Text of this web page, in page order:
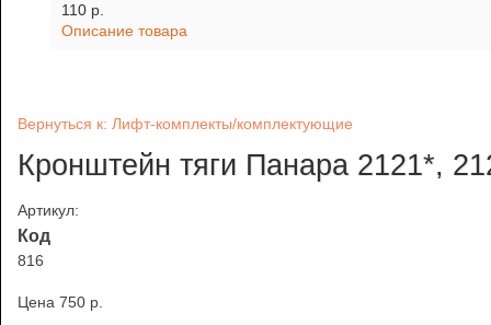
110 p.
Описание товара
Вернуться к: Лифт-комплекты/комплектующие
Кронштейн тяги Панара 2121*,
Артикул:
Код
816
Цена 750 p.